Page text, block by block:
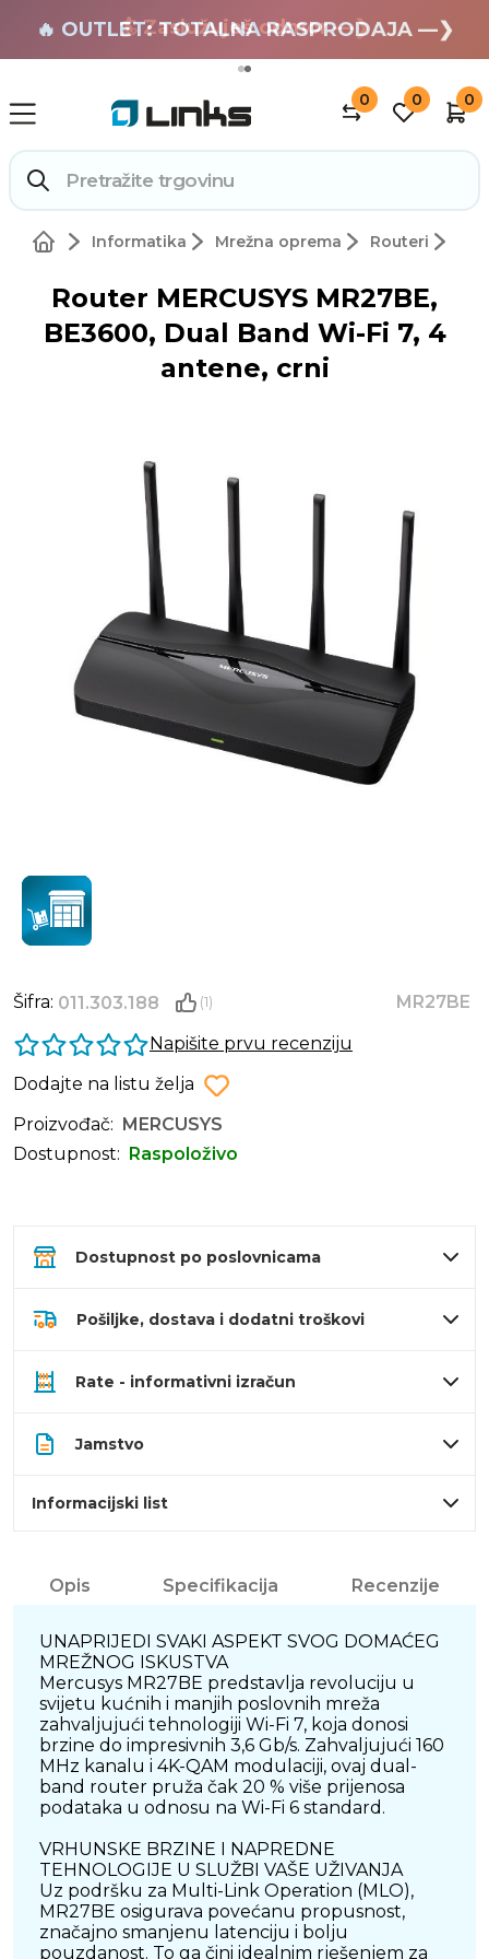
🏄 Zaslužuješ odmor —❯
🔥 OUTLET: TOTALNA RASPRODAJA —❯
0 0 0
Informatika Mrežna oprema Routeri
Router MERCUSYS MR27BE,
BE3600, Dual Band Wi-Fi 7, 4
antene, crni
Šifra: 011.303.188 (1)
MR27BE
Napišite prvu recenziju
Dodajte na listu želja
Proizvođač:
MERCUSYS
Dostupnost:
Raspoloživo
Dostupnost po poslovnicama
Pošiljke, dostava i dodatni troškovi
Rate - informativni izračun
Jamstvo
Informacijski list
Opis Specifikacija Recenzije
UNAPRIJEDI SVAKI ASPEKT SVOG DOMAĆEG
MREŽNOG ISKUSTVA
Mercusys MR27BE predstavlja revoluciju u
svijetu kućnih i manjih poslovnih mreža
zahvaljujući tehnologiji Wi-Fi 7, koja donosi
brzine do impresivnih 3,6 Gb/s. Zahvaljujući 160
MHz kanalu i 4K-QAM modulaciji, ovaj dual-
band router pruža čak 20 % više prijenosa
podataka u odnosu na Wi-Fi 6 standard.
VRHUNSKE BRZINE I NAPREDNE
TEHNOLOGIJE U SLUŽBI VAŠE UŽIVANJA
Uz podršku za Multi-Link Operation (MLO),
MR27BE osigurava povećanu propusnost,
značajno smanjenu latenciju i bolju
pouzdanost. To ga čini idealnim rješenjem za